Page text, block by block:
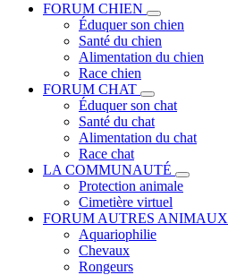
FORUM CHIEN
Éduquer son chien
Santé du chien
Alimentation du chien
Race chien
FORUM CHAT
Éduquer son chat
Santé du chat
Alimentation du chat
Race chat
LA COMMUNAUTÉ
Protection animale
Cimetière virtuel
FORUM AUTRES ANIMAUX
Aquariophilie
Chevaux
Rongeurs